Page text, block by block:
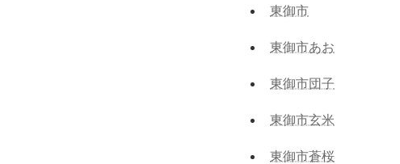
東御市
東御市あお
東御市団子
東御市玄米
東御市蒼桜